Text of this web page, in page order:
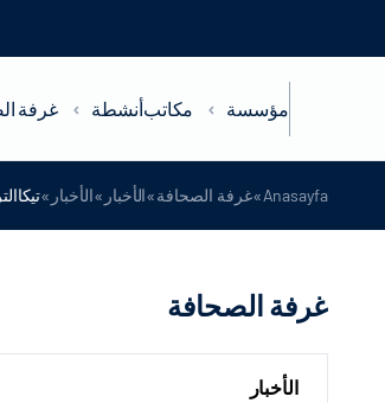
مؤسسة مكاتبأنشطة غرفة
Anasayfa
»غرفة الصحافة»الأخبار »الأخبار »
غرفة الصحافة
الأخبار